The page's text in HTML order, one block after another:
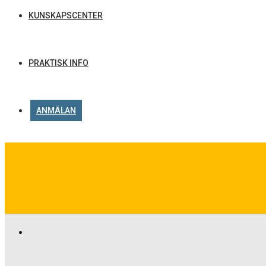
KUNSKAPSCENTER
PRAKTISK INFO
ANMÄLAN